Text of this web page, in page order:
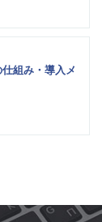
仕組み・導入メ